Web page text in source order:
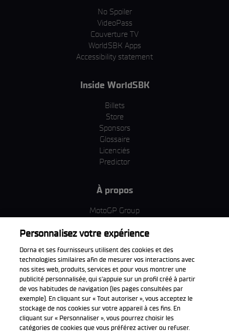
No Spoiler
VideoPass
Couverture TV
WorldSBK Apps
Accessibility statement
Inside WorldSBK
Billets
Store
Sponsors
Glossaire
Licenciés
Predictor
À propos
MotoGP Group
Termes et conditions d'utilisation
Politique de confidentialité
Politique d’achat
Télécharger l'appli officiell
Personnalisez votre expérience
Dorna et ses fournisseurs utilisent des cookies et des
technologies similaires afin de mesurer vos interactions avec
nos sites web, produits, services et pour vous montrer une
publicité personnalisée, qui s’appuie sur un profil créé à partir
de vos habitudes de navigation (les pages consultées par
exemple). En cliquant sur « Tout autoriser », vous acceptez le
stockage de nos cookies sur votre appareil à ces fins. En
cliquant sur « Personnaliser », vous pourrez choisir les
catégories de cookies que vous préférez activer ou refuser.